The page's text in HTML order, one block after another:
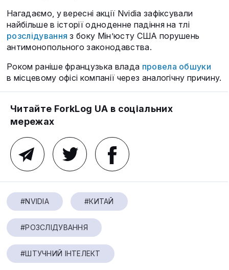
Нагадаємо, у вересні акції Nvidia зафіксували
найбільше в історії одноденне падіння на тлі
розслідування з боку Мін’юсту США порушень
антимонопольного законодавства.
Роком раніше французька влада провела обшуки
в місцевому офісі компанії через аналогічну причину.
Читайте ForkLog UA в соціальних
мережах
#NVIDIA #КИТАЙ
#РОЗСЛІДУВАННЯ
#ШТУЧНИЙ ІНТЕЛЕКТ